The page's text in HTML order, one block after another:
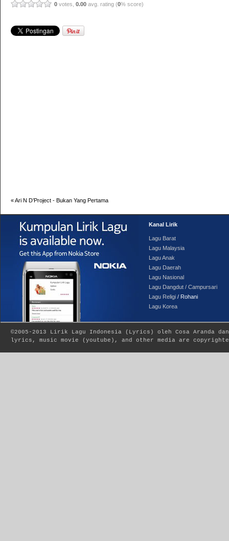
0 votes, 0.00 avg. rating (0% score)
«Ari N D’Project - Bukan Yang Pertama
Kanal Lirik
Lagu Barat
Lagu Malaysia
Lagu Anak
Lagu Daerah
Lagu Nasional
Lagu Dangdut / Campursari
Lagu Religi / Rohani
Lagu Korea
©2005-2013 Lirik Lagu Indonesia ( Lyrics ) oleh Cosa Aranda
lyrics, music movie (youtube), and other media are